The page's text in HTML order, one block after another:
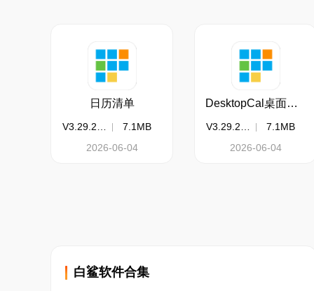
日历清单
7.1MB
2026-06-04
DesktopCal桌面日历
7.1MB
2026-06-04
白鲨软件合集